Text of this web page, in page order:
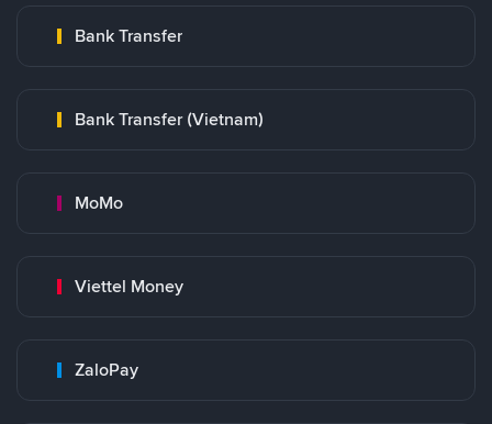
Bank Transfer
Bank Transfer (Vietnam)
MoMo
Viettel Money
ZaloPay